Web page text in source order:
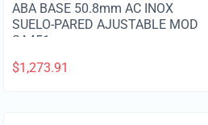
ABA BASE 50.8mm AC INOX
SUELO-PARED AJUSTABLE MOD
SA451
$1,273.91